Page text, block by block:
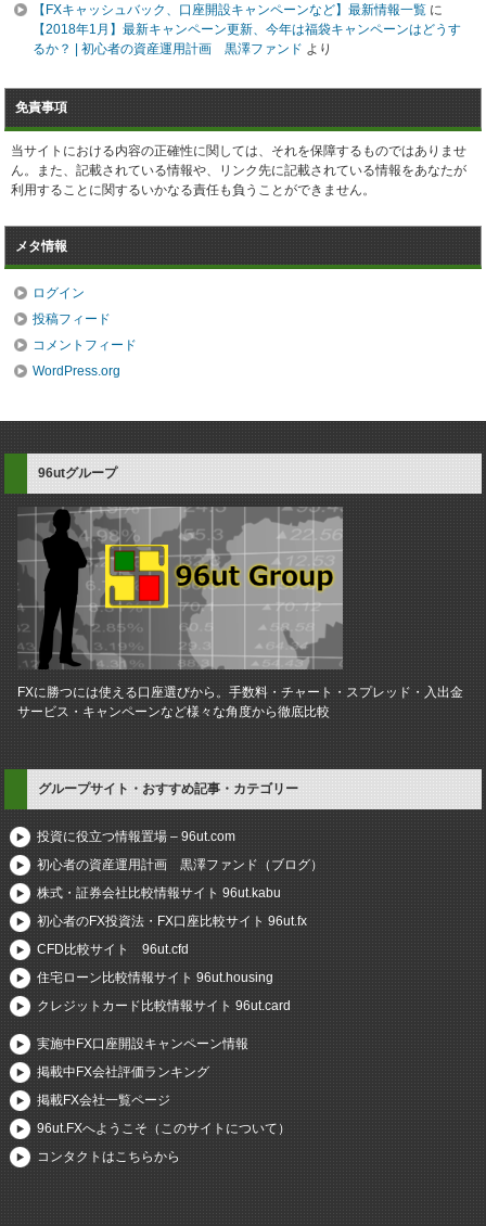
【FXキャッシュバック、口座開設キャンペーンなど】最新情報一覧 に
【2018年1月】最新キャンペーン更新、今年は福袋キャンペーンはどうす
るか？ | 初心者の資産運用計画 黒澤ファンド より
免責事項
当サイトにおける内容の正確性に関しては、それを保障するものではありませ
ん。また、記載されている情報や、リンク先に記載されている情報をあなたが
利用することに関するいかなる責任も負うことができません。
メタ情報
ログイン
投稿フィード
コメントフィード
WordPress.org
96utグループ
FXに勝つには使える口座選びから。手数料・チャート・スプレッド・入出金
サービス・キャンペーンなど様々な角度から徹底比較
グループサイト・おすすめ記事・カテゴリー
投資に役立つ情報置場 – 96ut.com
初心者の資産運用計画 黒澤ファンド（ブログ）
株式・証券会社比較情報サイト 96ut.kabu
初心者のFX投資法・FX口座比較サイト 96ut.fx
CFD比較サイト 96ut.cfd
住宅ローン比較情報サイト 96ut.housing
クレジットカード比較情報サイト 96ut.card
実施中FX口座開設キャンペーン情報
掲載中FX会社評価ランキング
掲載FX会社一覧ページ
96ut.FXへようこそ（このサイトについて）
コンタクトはこちらから